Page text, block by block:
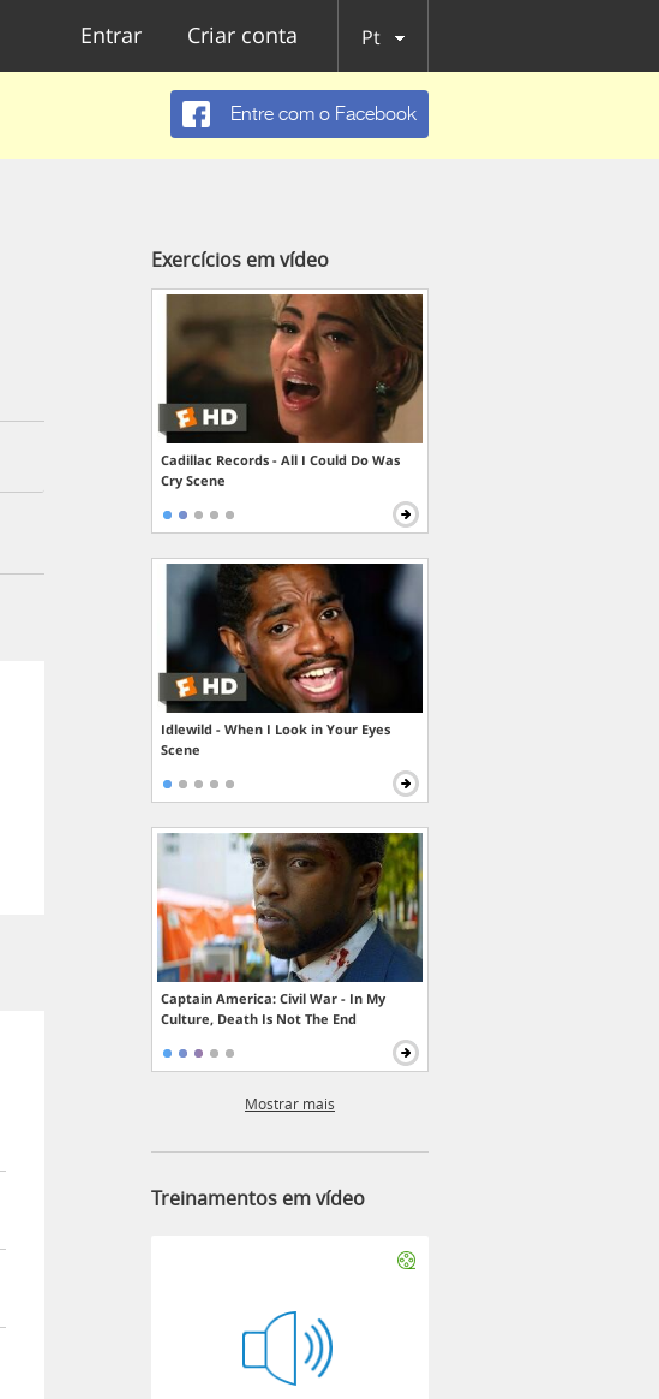
Entrar Criar conta Pt
Entre com o Facebook
Exercícios em vídeo
Cadillac Records - All I Could Do Was
Cry Scene
Idlewild - When I Look in Your Eyes
Scene
Captain America: Civil War - In My
Culture, Death Is Not The End
Mostrar mais
Treinamentos em vídeo